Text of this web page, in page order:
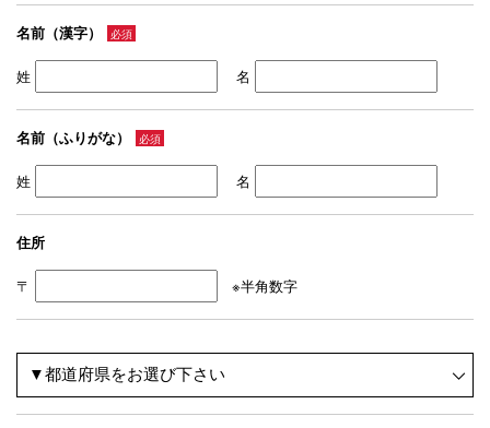
名前（漢字） 必須
姓 名
名前（ふりがな） 必須
姓 名
住所
〒 ※半角数字